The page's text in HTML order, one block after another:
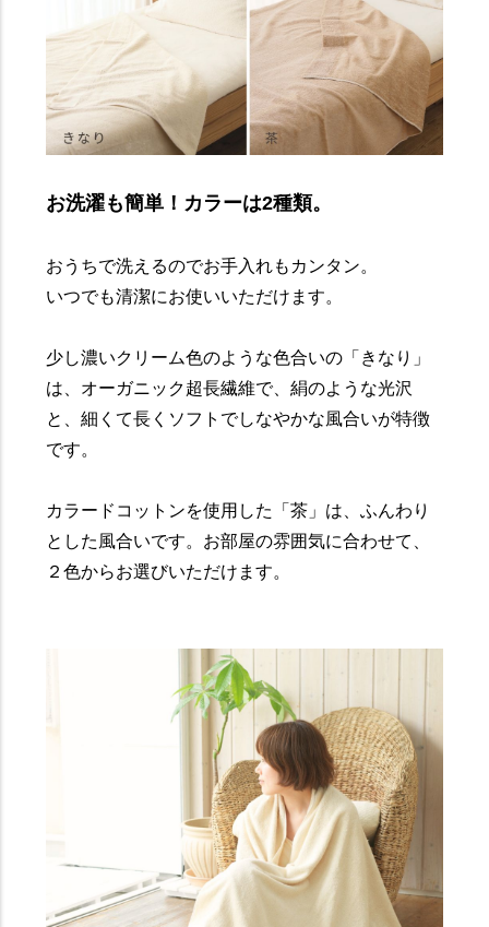
お洗濯も簡単！カラーは2種類。
おうちで洗えるのでお手入れもカンタン。
いつでも清潔にお使いいただけます。
少し濃いクリーム色のような色合いの「きなり」
は、オーガニック超長繊維で、絹のような光沢
と、細くて長くソフトでしなやかな風合いが特徴
です。
カラードコットンを使用した「茶」は、ふんわり
とした風合いです。お部屋の雰囲気に合わせて、
２色からお選びいただけます。